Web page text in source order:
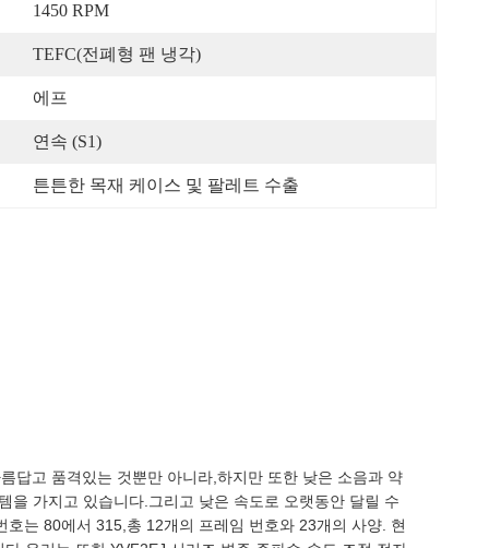
1450 RPM
TEFC(전폐형 팬 냉각)
에프
연속 (S1)
튼튼한 목재 케이스 및 팔레트 수출
답고 품격있는 것뿐만 아니라,하지만 또한 낮은 소음과 약
을 가지고 있습니다.그리고 낮은 속도로 오랫동안 달릴 수
는 80에서 315,총 12개의 프레임 번호와 23개의 사양. 현